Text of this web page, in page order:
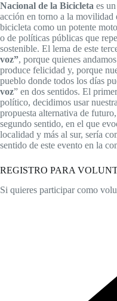
Nacional de la Bicicleta es
acción en torno a la movilidad
bicicleta como un potente
o de políticas públicas que
sostenible. El lema de este
voz”, porque quienes
produce felicidad y, porque
pueblo donde todos los días
voz” en dos sentidos. El
político, decidimos usar
propuesta alternativa de
segundo sentido, en el que
localidad y más al sur, sería
sentido de este evento en la
REGISTRO PARA
Si quieres participar como